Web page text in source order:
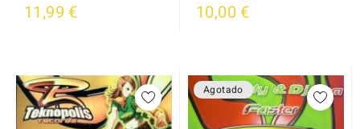
11,99 € 10,00 €
Agotado